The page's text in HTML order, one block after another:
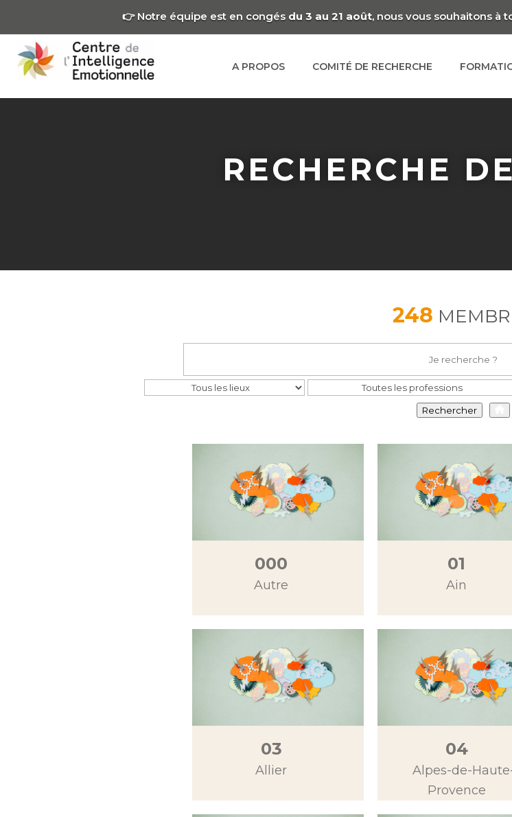
👉 Notre équipe est en congés du 3 au 21 août, nous vous souhaitons à
A PROPOS COMITÉ DE RECHERCHE
RECHERCHE
248
Rechercher
000
Autre
01
Ain
03
Allier
04
Alpes-de-
Provence